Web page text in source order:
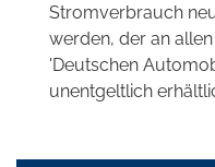
Stromverbrauch
werden, der an
'Deutschen
unentgeltlich